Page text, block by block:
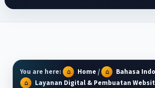
You are here: Home / Bahasa
Layanan Digital & Pembuatan